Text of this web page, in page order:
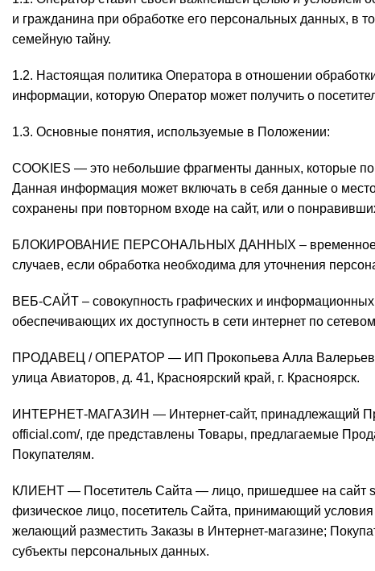
и гражданина при обработке его персональных данных, в
семейную тайну.
1.2. Настоящая политика Оператора в отношении
информации, которую Оператор может получить о
1.3. Основные понятия, используемые в Положении:
COOKIES — это небольшие фрагменты данных, которые
Данная информация может включать в себя данные о
сохранены при повторном входе на сайт, или о
БЛОКИРОВАНИЕ ПЕРСОНАЛЬНЫХ ДАННЫХ – временное
случаев, если обработка необходима для уточнения
ВЕБ-САЙТ – совокупность графических и
обеспечивающих их доступность в сети интернет по
ПРОДАВЕЦ / ОПЕРАТОР — ИП Прокопьева Алла
улица Авиаторов, д. 41, Красноярский край, г. Красноярск.
ИНТЕРНЕТ-МАГАЗИН — Интернет-сайт, принадлежащий
official.com/, где представлены Товары, предлагаемые
Покупателям.
КЛИЕНТ — Посетитель Сайта — лицо, пришедшее на сайт
физическое лицо, посетитель Сайта, принимающий
желающий разместить Заказы в Интернет-магазине;
субъекты персональных данных.